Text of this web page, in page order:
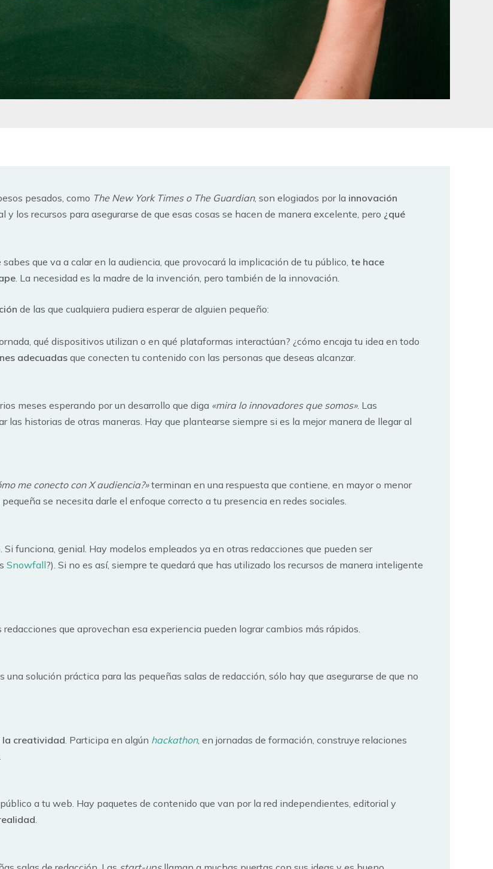
pesados, como The New York Times o The Guardian, son elogiados por la innovación
y los recursos para asegurarse de que esas cosas se hacen de manera excelente, pero ¿qué
que va a calar en la audiencia, que provocará la implicación de tu público, te hace
. La necesidad es la madre de la invención, pero también de la innovación.
de las que cualquiera pudiera esperar de alguien pequeño:
qué dispositivos utilizan o en qué plataformas interactúan? ¿cómo encaja tu idea en todo
adecuadas que conecten tu contenido con las personas que deseas alcanzar.
meses esperando por un desarrollo que diga «mira lo innovadores que somos». Las
las historias de otras maneras. Hay que plantearse siempre si es la mejor manera de llegar al
me conecto con X audiencia?»terminan en una respuesta que contiene, en mayor o menor
se necesita darle el enfoque correcto a tu presencia en redes sociales.
Si funciona, genial. Hay modelos empleados ya en otras redacciones que pueden ser
Snowfall?). Si no es así, siempre te quedará que has utilizado los recursos de manera inteligente
que aprovechan esa experiencia pueden lograr cambios más rápidos.
solución práctica para las pequeñas salas de redacción, sólo hay que asegurarse de que no
la creatividad . Participa en algún hackathon, en jornadas de formación, construye relaciones
a tu web. Hay paquetes de contenido que van por la red independientes, editorial y
.